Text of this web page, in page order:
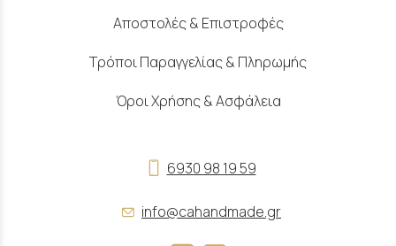
Αποστολές & Επιστροφές
Τρόποι Παραγγελίας & Πληρωμής
Όροι Χρήσης & Ασφάλεια
6930 98 19 59
info@cahandmade.gr